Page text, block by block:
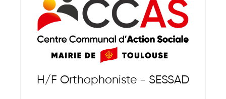
H/F Orthophoniste - SESSAD